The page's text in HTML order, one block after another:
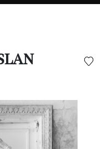
Steemit, un social